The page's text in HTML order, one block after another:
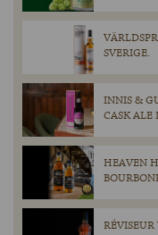
SVERIGE.
INNIS &
CASK ALE
HEAVEN